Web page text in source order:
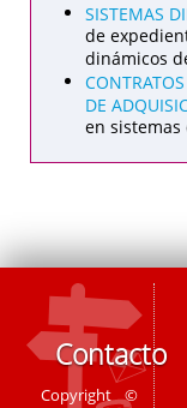
SISTEMAS
de
dinámicos
DE
en
Contacto
Copyright ©